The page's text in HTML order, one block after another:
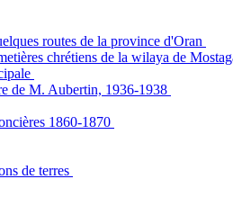
routes de la province d'Oran
chrétiens de la wilaya de
de M. Aubertin, 1936-1938
1860-1870
de terres